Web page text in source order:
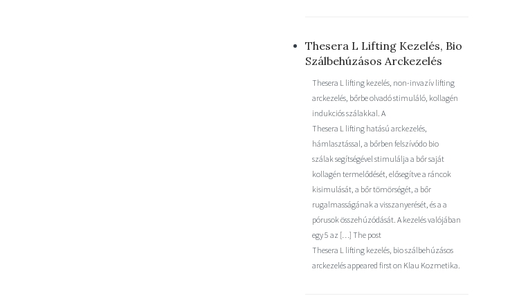
Thesera L Lifting Kezelés, Bio
Szálbehúzásos Arckezelés
Thesera L lifting kezelés, non-invazív lifting
arckezelés, bőrbe olvadó stimuláló, kollagén
indukciós szálakkal. A
Thesera L lifting hatású arckezelés,
hámlasztással, a bőrben felszívódo bio
szálak segítségével stimulálja a bőr saját
kollagén termelődését, elősegítve a ráncok
kisimulását, a bőr tömörségét, a bőr
rugalmasságának a visszanyerését, és a a
pórusok összehúzódását. A kezelés valójában
egy 5 az […] The post
Thesera L lifting kezelés, bio szálbehúzásos
arckezelés appeared first on Klau Kozmetika.